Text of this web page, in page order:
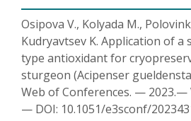
Osipova V., Kolyada M.,
Kudryavtsev K. Application of a
type antioxidant for
sturgeon (Acipenser
Web of Conferences. — 2023.—
— DOI: 10.1051/e3sconf/